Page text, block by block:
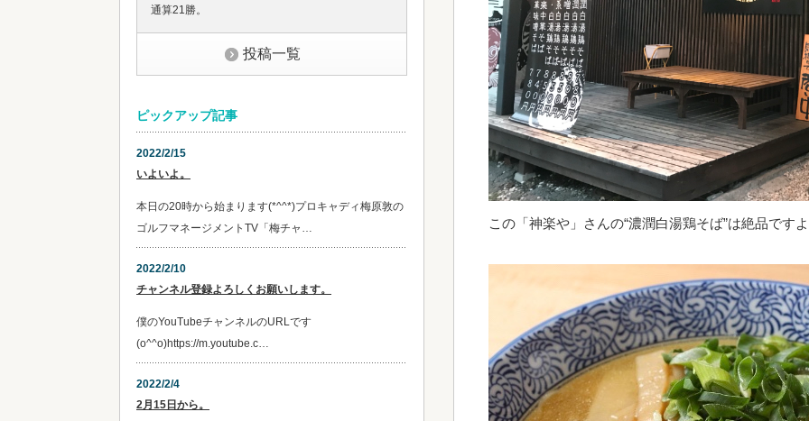
この「神楽や」さんの“濃潤白湯鶏そば”は絶品です
通算21勝。
投稿一覧
ピックアップ記事
2022/2/15
いよいよ。
本日の20時から始まります(*^^*)プロキャディ梅原敦の
ゴルフマネージメントTV「梅チャ…
2022/2/10
チャンネル登録よろしくお願いします。
僕のYouTubeチャンネルのURLです
(o^^o)https://m.youtube.c…
2022/2/4
2月15日から。